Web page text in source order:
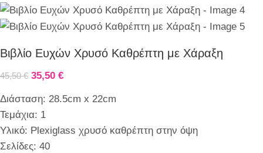
Βιβλίο Ευχών Χρυσό Καθρέπτη με Χάραξη
45,50€ 35,50 €
Διάσταση: 28.5cm x 22cm
Τεμάχια: 1
Υλικό: Plexiglass χρυσό καθρέπτη στην όψη
Σελίδες: 40